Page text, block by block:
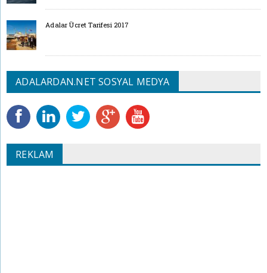
Adalar Ücret Tarifesi 2017
ADALARDAN.NET SOSYAL MEDYA
REKLAM